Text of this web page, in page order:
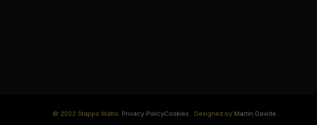
© 2022 Stappo Matto. Privacy PolicyCookies . Designed by Martin Davide .